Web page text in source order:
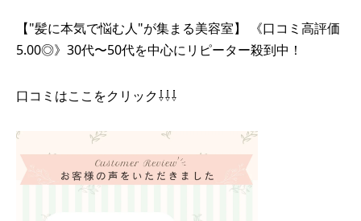
【"髪に本気で悩む人"が集まる美容室】 《口コミ高評価
5.00◎》30代〜50代を中心にリピーター殺到中！
口コミはここをクリック⇩⇩⇩